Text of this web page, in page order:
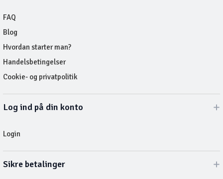
FAQ
Blog
Hvordan starter man?
Handelsbetingelser
Cookie- og privatpolitik
Log ind på din konto
Login
Sikre betalinger